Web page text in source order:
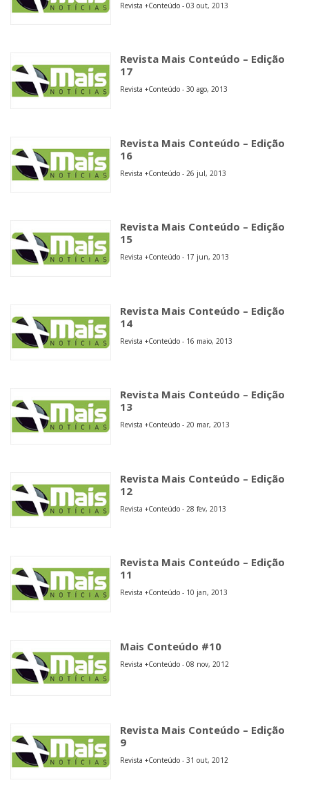
Revista +Conteúdo - 03 out, 2013
Revista Mais Conteúdo – Edição
17
Revista +Conteúdo - 30 ago, 2013
Revista Mais Conteúdo – Edição
16
Revista +Conteúdo - 26 jul, 2013
Revista Mais Conteúdo – Edição
15
Revista +Conteúdo - 17 jun, 2013
Revista Mais Conteúdo – Edição
14
Revista +Conteúdo - 16 maio, 2013
Revista Mais Conteúdo – Edição
13
Revista +Conteúdo - 20 mar, 2013
Revista Mais Conteúdo – Edição
12
Revista +Conteúdo - 28 fev, 2013
Revista Mais Conteúdo – Edição
11
Revista +Conteúdo - 10 jan, 2013
Mais Conteúdo #10
Revista +Conteúdo - 08 nov, 2012
Revista Mais Conteúdo – Edição
9
Revista +Conteúdo - 31 out, 2012